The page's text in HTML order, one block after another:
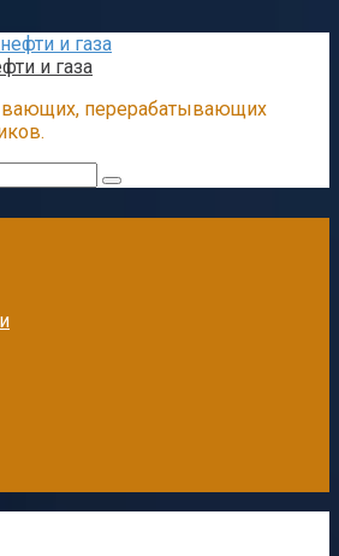
и газа
перерабатывающих